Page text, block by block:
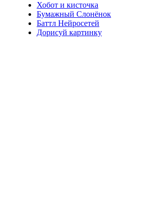
Хобот и кисточка
Бумажный Слонёнок
Баттл Нейросетей
Дорисуй картинку